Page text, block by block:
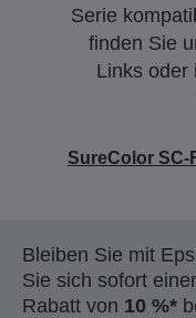
Serie
finden Sie
Links oder
SureColor SC-
Bleiben Sie mit
Sie sich sofort
Rabatt von 10 %*